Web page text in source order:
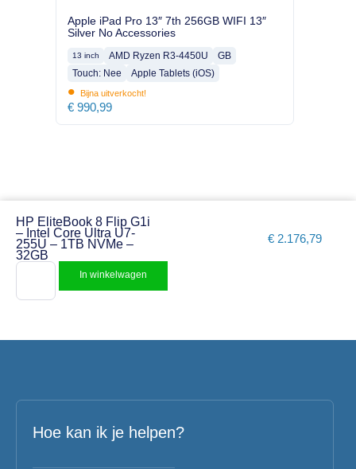
Apple iPad Pro 13″ 7th 256GB WIFI 13″
Silver No Accessories
13 inch AMD Ryzen R3-4450U
GB
Touch: Nee
Apple Tablets (iOS)
• Bijna uitverkocht!
€ 990,99
HP EliteBook 8 Flip G1i
– Intel Core Ultra U7-
255U – 1TB NVMe –
32GB
€ 2.176,79
In winkelwagen
Hoe kan ik je helpen?